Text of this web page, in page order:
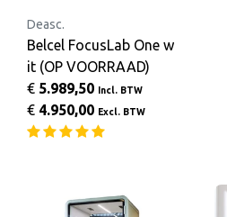
Deasc.
Belcel FocusLab One w
it (OP VOORRAAD)
€ 5.989,50 Incl. BTW
€ 4.950,00 Excl. BTW